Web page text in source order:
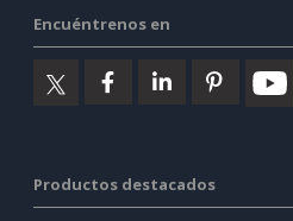
Encuéntrenos en
Productos destacados